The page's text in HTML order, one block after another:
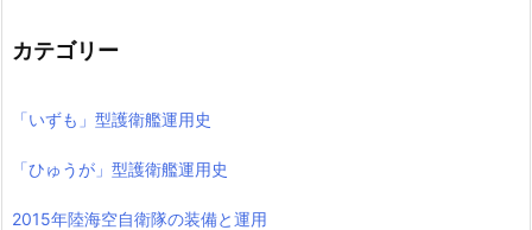
カテゴリー
「いずも」型護衛艦運用史
「ひゅうが」型護衛艦運用史
2015年陸海空自衛隊の装備と運用